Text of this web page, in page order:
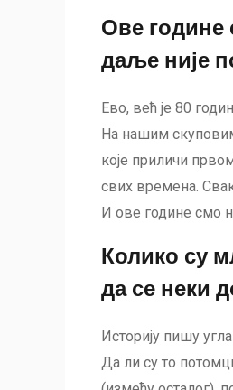
Ове године
даље није
Ево, већ је 80
На нашим
које приличи
свих времена.
И ове године смо
Колико су
да се неки
Историју пишу
Да ли су то